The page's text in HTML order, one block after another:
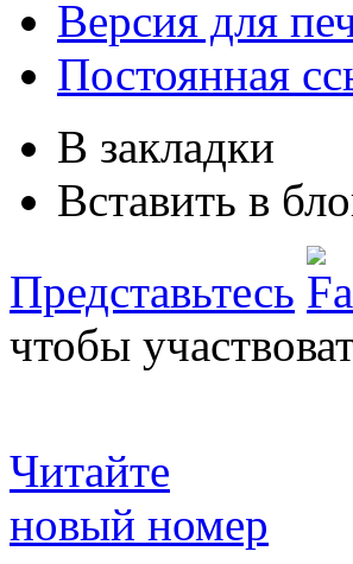
Версия для
Постоянная
В закладки
Вставить в
Представьтесь
чтобы
Читайте
новый номер